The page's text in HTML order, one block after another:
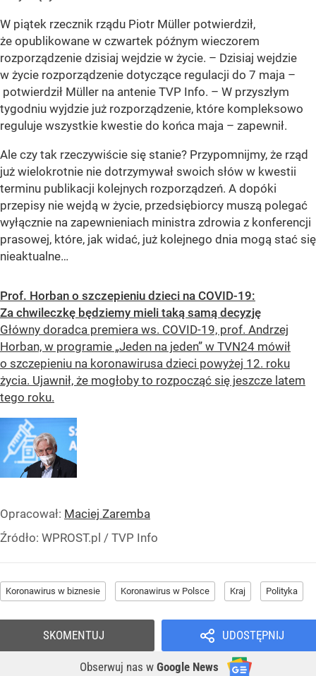
W piątek rzecznik rządu Piotr Müller potwierdził,
że opublikowane w czwartek późnym wieczorem
rozporządzenie dzisiaj wejdzie w życie. – Dzisiaj wejdzie
w życie rozporządzenie dotyczące regulacji do 7 maja –
potwierdził Müller na antenie TVP Info. – W przyszłym
tygodniu wyjdzie już rozporządzenie, które kompleksowo
reguluje wszystkie kwestie do końca maja – zapewnił.
Ale czy tak rzeczywiście się stanie? Przypomnijmy, że rząd
już wielokrotnie nie dotrzymywał swoich słów w kwestii
terminu publikacji kolejnych rozporządzeń. A dopóki
przepisy nie wejdą w życie, przedsiębiorcy muszą polegać
wyłącznie na zapewnieniach ministra zdrowia z konferencji
prasowej, które, jak widać, już kolejnego dnia mogą stać się
nieaktualne…
Prof. Horban o szczepieniu dzieci na COVID-19:
Za chwileczkę będziemy mieli taką samą decyzję
Główny doradca premiera ws. COVID-19, prof. Andrzej
Horban, w programie „Jeden na jeden” w TVN24 mówił
o szczepieniu na koronawirusa dzieci powyżej 12. roku
życia. Ujawnił, że mogłoby to rozpocząć się jeszcze latem
tego roku.
Opracował: Maciej Zaremba
Źródło: WPROST.pl / TVP Info
Koronawirus w biznesie Koronawirus w Polsce Kraj Polityka
UDOSTĘPNIJ
Obserwuj nas w Google News
SKOMENTUJ